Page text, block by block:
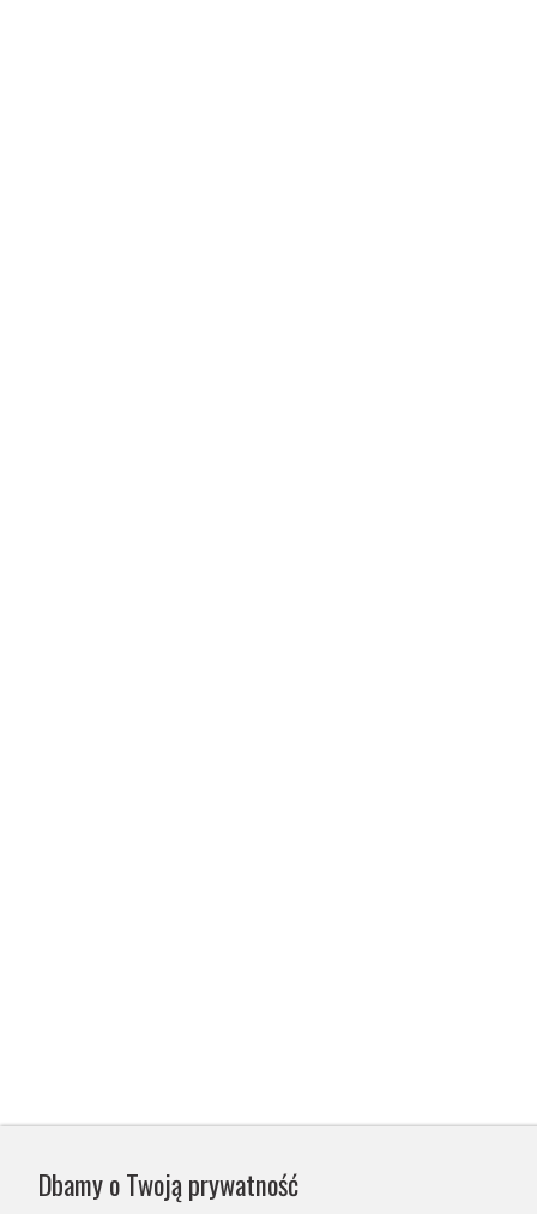
Dbamy o Twoją prywatność